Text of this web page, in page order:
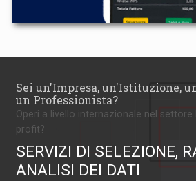
Sei un'Impresa, un'Istituzione,
un Professionista?
Operi a livello internazionale nel settore
profit?
SERVIZI DI SELEZIONE,
ANALISI DEI DATI